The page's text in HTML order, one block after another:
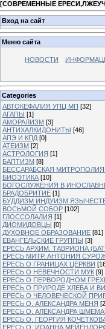
[СОВРЕМЕННЫЕ
Вход на сайт
Меню сайта
НОВОСТИ
Categories
АВТОКЕФАЛИЯ УПЦ МП [32]
АГАПЫ [1]
АМОРАЛИЗМ [3]
АНТИХАЛКИДОНИТЫ [46]
АПЭ И КПД [0]
АТЕИЗМ [2]
АСТРОЛОГИЯ [1]
БАПТИЗМ [8]
БЕССАРАБСКАЯ
БИОЭТИКА [10]
БОГОСЛУЖЕНИЯ В
БРАДОБРИТИЕ [1]
БУДДИЗМ ИНДУИЗМ
ВОСЬМОЙ СОБОР [102]
ГЛОССОЛАЛИЯ [1]
ДИОМИДОВЦЫ [0]
ДУХОВНОЕ ОБРАЗОВАНИЕ [81]
ЕВАНГЕЛЬСКИЕ ГРУППЫ [3]
ЕРЕСЬ АРХИМ. ТАВРИОНА
ЕРЕСЬ МИТР. АНТОНИЯ
ЕРЕСЬ О ГРАНИЦАХ ЦЕРКВИ
ЕРЕСЬ О НЕВЕЧНОСТИ МУК [9]
ЕРЕСЬ О ПЕРВОРОДНОМ
ЕРЕСЬ О ПРИРОДЕ ХЛЕБА И
ЕРЕСЬ О ЧЕЛОВЕЧЕСКОЙ
ЕРЕСЬ О. АЛЕКСАНДРА МЕНЯ
ЕРЕСЬ О. АЛЕКСАНДРА
ЕРЕСЬ О. ГЕОРГИЯ
ЕРЕСЬ О. ИОАННА